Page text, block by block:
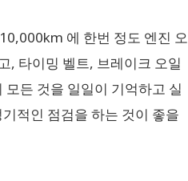
에 한번 정도 엔진 오
, 타이밍 벨트, 브레이크 오일
든 것을 일일이 기억하고 실
적인 점검을 하는 것이 좋을